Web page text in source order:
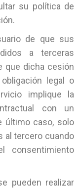
su política de
de que sus
a terceras
que dicha cesión
legal o
implique la
con un
último caso, solo
al tercero cuando
consentimiento
pueden realizar